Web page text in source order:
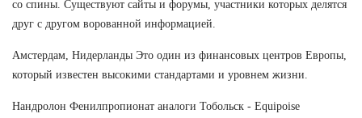
со спины. Существуют сайты и форумы, участники которых делятся
друг с другом ворованной информацией.
Амстердам, Нидерланды Это один из финансовых центров Европы,
который известен высокими стандартами и уровнем жизни.
Нандролон Фенилпропионат аналоги Тобольск - Equipoise